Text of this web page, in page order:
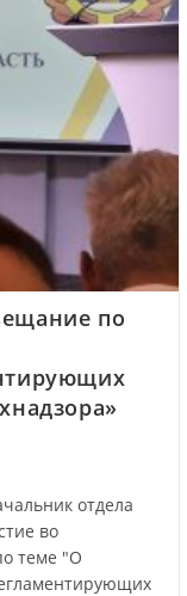
по
отдела
во
теме "О